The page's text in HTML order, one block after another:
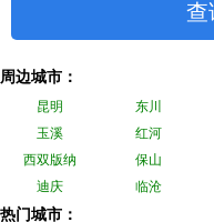
查
周边城市：
昆明 东川
玉溪
红河
西双版纳
保山
迪庆
临沧
热门城市：